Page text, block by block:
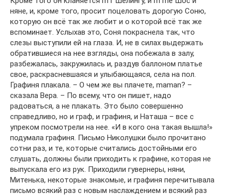
няне, и, кроме того, просит поцеловать дорогую Соню,
которую он всё так же любит и о которой всё так же
вспоминает. Услыхав это, Соня покраснела так, что
слезы выступили ей на глаза. И, не в силах выдержать
обратившиеся на нее взгляды, она побежала в залу,
разбежалась, закружилась и, раздув баллоном платье
свое, раскрасневшаяся и улыбающаяся, села на пол.
Графиня плакала. – О чем же вы плачете, maman? –
сказала Вера. – По всему, что он пишет, надо
радоваться, а не плакать. Это было совершенно
справедливо, но и граф, и графиня, и Наташа – все с
упреком посмотрели на нее. «И в кого она такая вышла!»
подумала графиня. Письмо Николушки было прочитано
сотни раз, и те, которые считались достойными его
слушать, должны были приходить к графине, которая не
выпускала его из рук. Приходили гувернеры, няни,
Митенька, некоторые знакомые, и графиня перечитывала
письмо всякий раз с новым наслаждением и всякий раз